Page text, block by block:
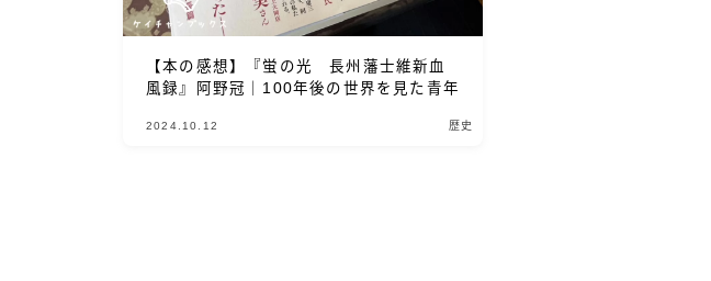
【本の感想】『蛍の光 長州藩士維新血
風録』阿野冠｜100年後の世界を見た青年
2024.10.12 歴史